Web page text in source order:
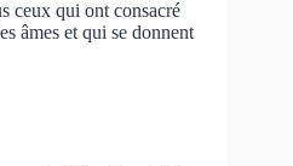
ceux qui ont consacré
âmes et qui se donnent